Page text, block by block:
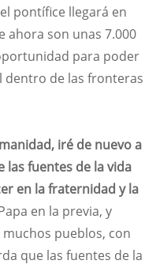
pontífice llegará en
ahora son unas 7.000
para poder
dentro de las fronteras
iré de nuevo a
las fuentes de la vida
en la fraternidad y la
en la previa, y
pueblos, con
que las fuentes de la